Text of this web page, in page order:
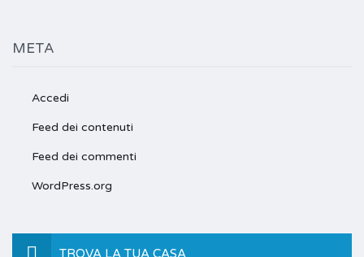
META
Accedi
Feed dei contenuti
Feed dei commenti
WordPress.org
TROVA LA TUA CASA